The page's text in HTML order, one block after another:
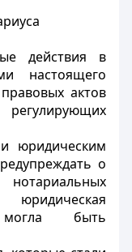
действия в
настоящего
актов
юридическим
о
могла быть